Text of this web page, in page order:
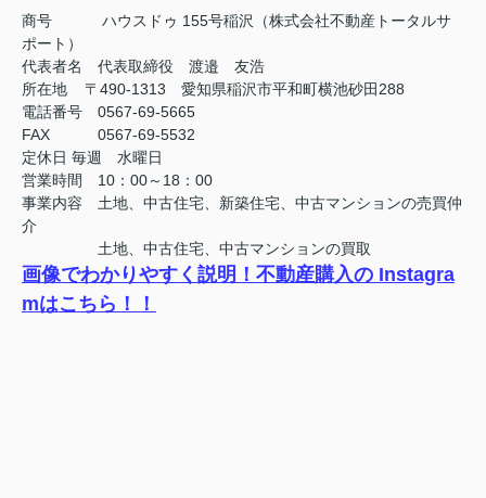
商号
ハウスドゥ 155号稲沢（株式会社不動産トータルサ
ポート）
代表者名 代表取締役 渡邉 友浩
所在地 〒490-1313 愛知県稲沢市平和町横池砂田288
電話番号 0567-69-5665
FAX
0567-69-5532
定休日 毎週 水曜日
営業時間 10：00～18：00
事業内容 土地、中古住宅、新築住宅、中古マンションの売買仲
介
土地、中古住宅、中古マンションの買取
画像でわかりやすく説明！不動産購入の Instagra
mはこちら！！